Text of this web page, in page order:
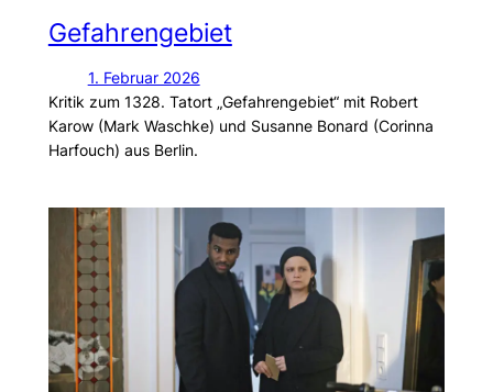
Gefahrengebiet
1. Februar 2026
Kritik zum 1328. Tatort „Gefahrengebiet“ mit Robert
Karow (Mark Waschke) und Susanne Bonard (Corinna
Harfouch) aus Berlin.